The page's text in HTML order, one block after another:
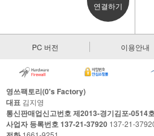
연결하기
PC 버전 이용안내
영쓰팩토리(0's Factory)
대표 김지영
통신판매업신고번호 제2013-경기김포-0514
사업자 등록번호 137-21-37920 137-21-